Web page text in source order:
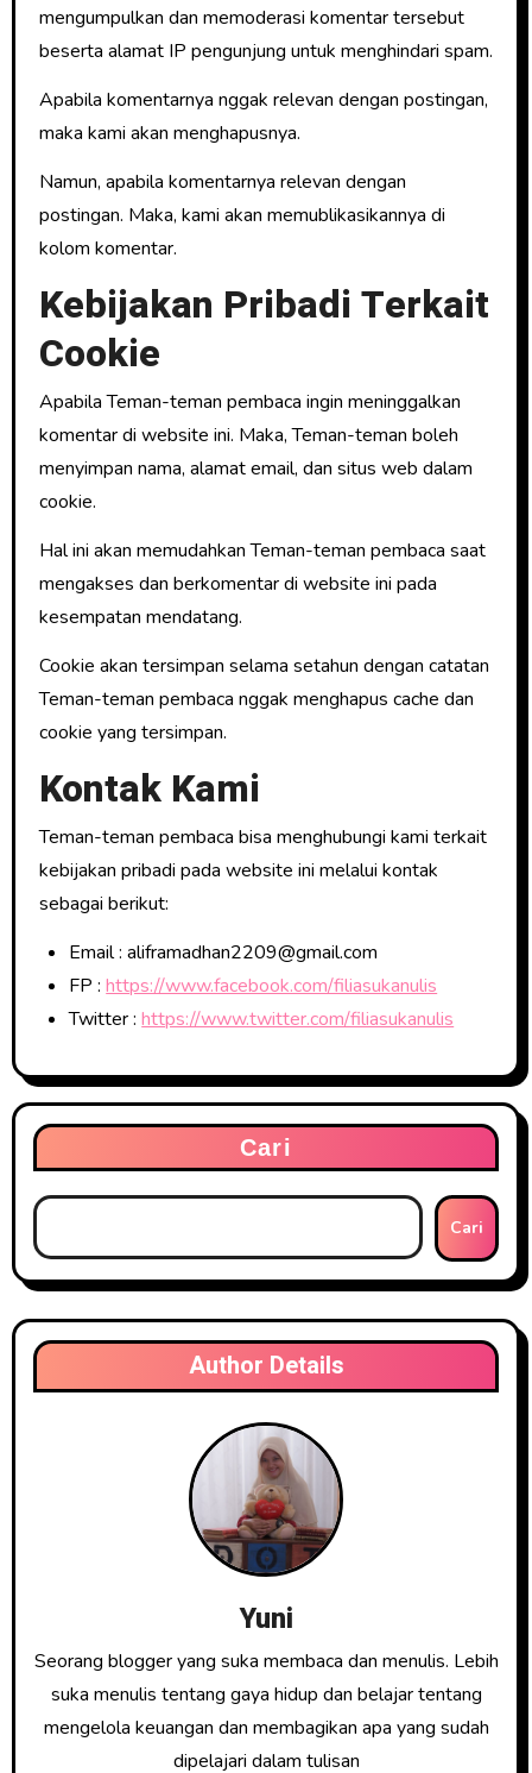
mengumpulkan dan memoderasi komentar tersebut
beserta alamat IP pengunjung untuk menghindari spam.
Apabila komentarnya nggak relevan dengan postingan,
maka kami akan menghapusnya.
Namun, apabila komentarnya relevan dengan
postingan. Maka, kami akan memublikasikannya di
kolom komentar.
Kebijakan Pribadi Terkait
Cookie
Apabila Teman-teman pembaca ingin meninggalkan
komentar di website ini. Maka, Teman-teman boleh
menyimpan nama, alamat email, dan situs web dalam
cookie.
Hal ini akan memudahkan Teman-teman pembaca saat
mengakses dan berkomentar di website ini pada
kesempatan mendatang.
Cookie akan tersimpan selama setahun dengan catatan
Teman-teman pembaca nggak menghapus cache dan
cookie yang tersimpan.
Kontak Kami
Teman-teman pembaca bisa menghubungi kami terkait
kebijakan pribadi pada website ini melalui kontak
sebagai berikut:
Email : aliframadhan2209@gmail.com
FP :https://www.facebook.com/filiasukanulis
Twitter :https://www.twitter.com/filiasukanulis
Cari
Cari
Author Details
Yuni
Seorang blogger yang suka membaca dan menulis. Lebih
suka menulis tentang gaya hidup dan belajar tentang
mengelola keuangan dan membagikan apa yang sudah
dipelajari dalam tulisan